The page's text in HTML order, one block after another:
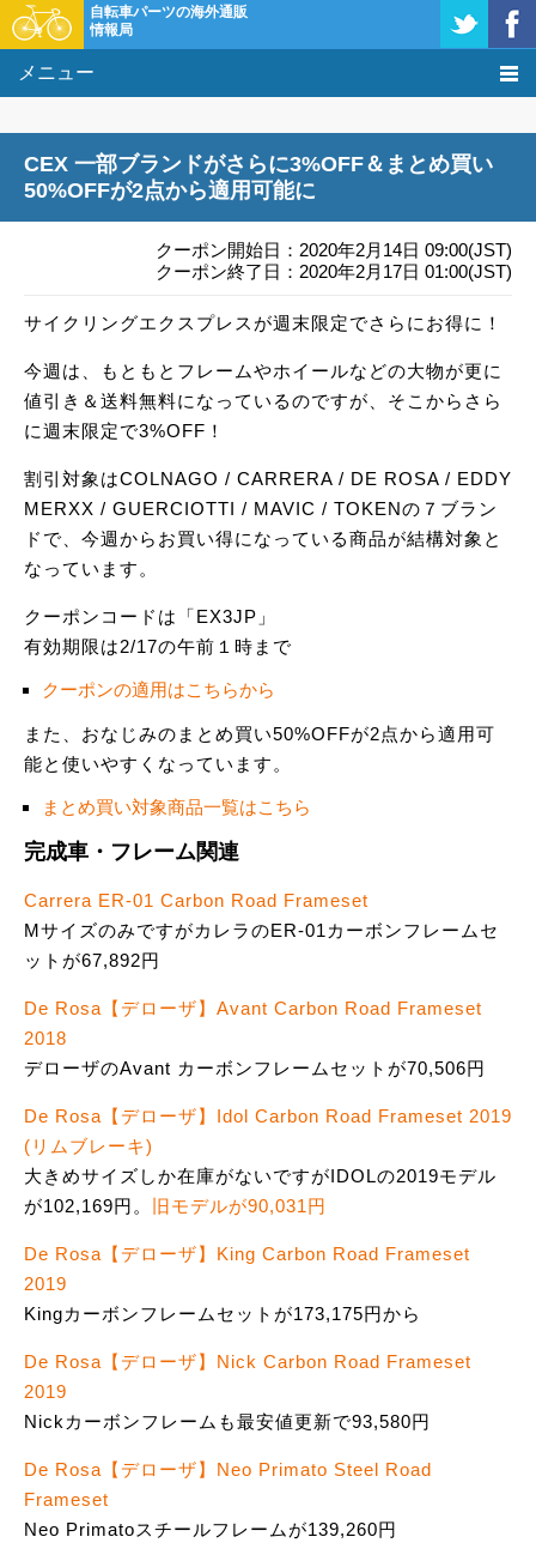
自転車パーツの海外通販
情報局
メニュー
タレコミ掲示板
基礎知識
激安情報
CEX 一部ブランドがさらに3%OFF＆まとめ買い
50%OFFが2点から適用可能に
クーポン開始日：2020年2月14日 09:00(JST)
クーポン終了日：2020年2月17日 01:00(JST)
サイクリングエクスプレスが週末限定でさらにお得に！
今週は、もともとフレームやホイールなどの大物が更に
値引き＆送料無料になっているのですが、そこからさら
に週末限定で3%OFF！
割引対象はCOLNAGO / CARRERA / DE ROSA / EDDY
MERXX / GUERCIOTTI / MAVIC / TOKENの７ブラン
ドで、今週からお買い得になっている商品が結構対象と
なっています。
クーポンコードは「EX3JP」
有効期限は2/17の午前１時まで
クーポンの適用はこちらから
また、おなじみのまとめ買い50%OFFが2点から適用可
能と使いやすくなっています。
まとめ買い対象商品一覧はこちら
完成車・フレーム関連
Carrera ER-01 Carbon Road Frameset
MサイズのみですがカレラのER-01カーボンフレームセ
ットが67,892円
De Rosa【デローザ】Avant Carbon Road Frameset
2018
デローザのAvant カーボンフレームセットが70,506円
De Rosa【デローザ】Idol Carbon Road Frameset 2019
(リムブレーキ)
大きめサイズしか在庫がないですがIDOLの2019モデル
が102,169円。
旧モデルが90,031円
De Rosa【デローザ】King Carbon Road Frameset
2019
Kingカーボンフレームセットが173,175円から
De Rosa【デローザ】Nick Carbon Road Frameset
2019
Nickカーボンフレームも最安値更新で93,580円
De Rosa【デローザ】Neo Primato Steel Road
Frameset
Neo Primatoスチールフレームが139,260円